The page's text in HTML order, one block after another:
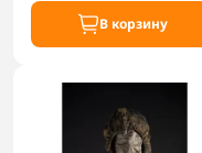
В корзину